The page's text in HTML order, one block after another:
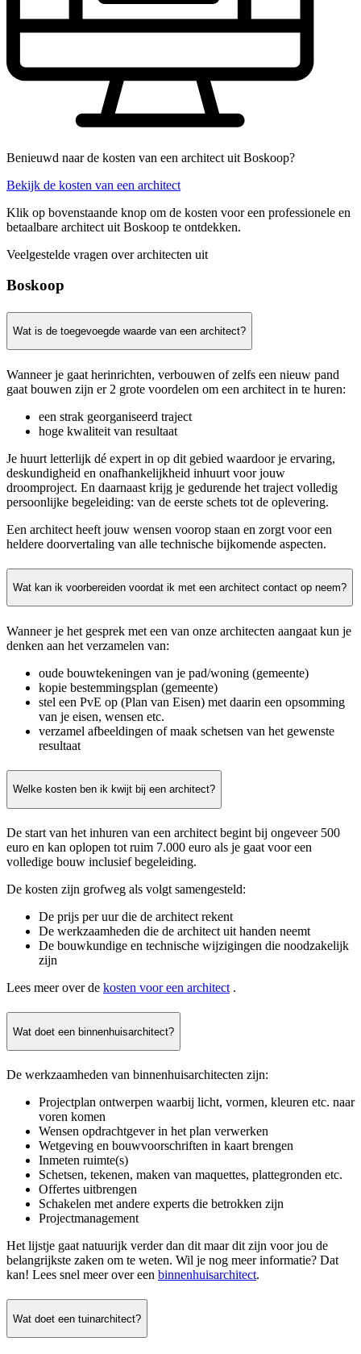
Benieuwd naar de kosten van een architect uit Boskoop?
Bekijk de kosten van een architect
Klik op bovenstaande knop om de kosten voor een professionele en
betaalbare architect uit Boskoop te ontdekken.
Veelgestelde vragen over architecten uit
Boskoop
Wat is de toegevoegde waarde van een architect?
Wanneer je gaat herinrichten, verbouwen of zelfs een nieuw pand
gaat bouwen zijn er 2 grote voordelen om een architect in te huren:
een strak georganiseerd traject
hoge kwaliteit van resultaat
Je huurt letterlijk dé expert in op dit gebied waardoor je ervaring,
deskundigheid en onafhankelijkheid inhuurt voor jouw
droomproject. En daarnaast krijg je gedurende het traject volledig
persoonlijke begeleiding: van de eerste schets tot de oplevering.
Een architect heeft jouw wensen voorop staan en zorgt voor een
heldere doorvertaling van alle technische bijkomende aspecten.
Wat kan ik voorbereiden voordat ik met een architect contact op neem?
Wanneer je het gesprek met een van onze architecten aangaat kun je
denken aan het verzamelen van:
oude bouwtekeningen van je pad/woning (gemeente)
kopie bestemmingsplan (gemeente)
stel een PvE op (Plan van Eisen) met daarin een opsomming
van je eisen, wensen etc.
verzamel afbeeldingen of maak schetsen van het gewenste
resultaat
Welke kosten ben ik kwijt bij een architect?
De start van het inhuren van een architect begint bij ongeveer 500
euro en kan oplopen tot ruim 7.000 euro als je gaat voor een
volledige bouw inclusief begeleiding.
De kosten zijn grofweg als volgt samengesteld:
De prijs per uur die de architect rekent
De werkzaamheden die de architect uit handen neemt
De bouwkundige en technische wijzigingen die noodzakelijk
zijn
Lees meer over de kosten voor een architect .
Wat doet een binnenhuisarchitect?
De werkzaamheden van binnenhuisarchitecten zijn:
Projectplan ontwerpen waarbij licht, vormen, kleuren etc. naar
voren komen
Wensen opdrachtgever in het plan verwerken
Wetgeving en bouwvoorschriften in kaart brengen
Inmeten ruimte(s)
Schetsen, tekenen, maken van maquettes, plattegronden etc.
Offertes uitbrengen
Schakelen met andere experts die betrokken zijn
Projectmanagement
Het lijstje gaat natuurijk verder dan dit maar dit zijn voor jou de
belangrijkste zaken om te weten. Wil je nog meer informatie? Dat
kan! Lees snel meer over een binnenhuisarchitect.
Wat doet een tuinarchitect?